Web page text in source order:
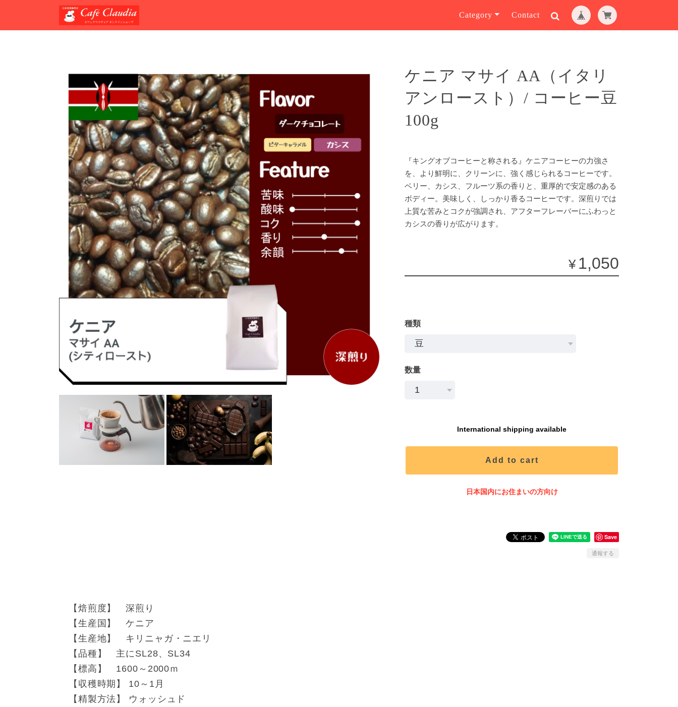
Category Contact
ケニア マサイ AA（イタリ
アンロースト）/ コーヒー豆
100g
『キングオブコーヒーと称される』ケニアコーヒーの力強さ
を、より鮮明に、クリーンに、強く感じられるコーヒーです。
ベリー、カシス、フルーツ系の香りと、重厚的で安定感のある
ボディー。美味しく、しっかり香るコーヒーです。深煎りでは
上質な苦みとコクが強調され、アフターフレーバーにふわっと
カシスの香りが広がります。
¥ 1,050
種類
数量
International shipping available
Add to cart
日本国内にお住まいの方向け
Save
通報する
【焙煎度】 深煎り
【生産国】 ケニア
【生産地】 キリニャガ・ニエリ
【品種】 主にSL28、SL34
【標高】 1600～2000ｍ
【収穫時期】 10～1月
【精製方法】 ウォッシュド